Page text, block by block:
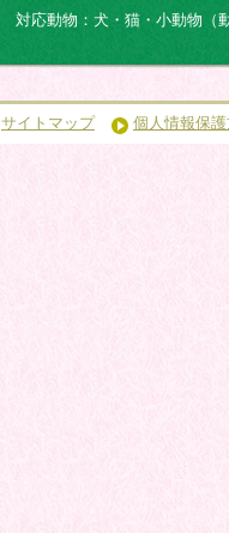
対応動物：犬・猫・小動物（
サイトマップ 個人情報保